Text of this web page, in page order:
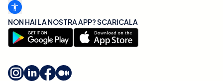
NON HAI LA NOSTRA APP? SCARICALA